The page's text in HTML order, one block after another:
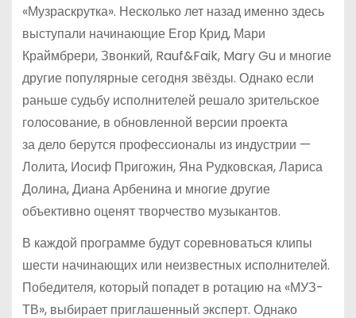
«Музраскрутка». Несколько лет назад именно здесь
выступали начинающие Егор Крид, Мари
Краймбрери, Звонкий, Rauf&Faik, Mary Gu и многие
другие популярные сегодня звёзды. Однако если
раньше судьбу исполнителей решало зрительское
голосование, в обновленной версии проекта
за дело берутся профессионалы из индустрии —
Лолита, Иосиф Пригожин, Яна Рудковская, Лариса
Долина, Диана Арбенина и многие другие
объективно оценят творчество музыкантов.
В каждой программе будут соревноваться клипы
шести начинающих или неизвестных исполнителей.
Победителя, который попадет в ротацию на «МУЗ-
ТВ», выбирает приглашенный эксперт. Однако